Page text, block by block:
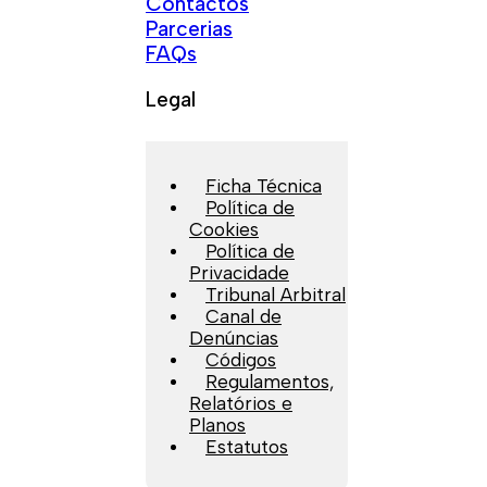
Parcerias
FAQs
Legal
Ficha Técnica
Política de
Cookies
Política de
Privacidade
Tribunal Arbitral
Canal de
Denúncias
Códigos
Regulamentos,
Relatórios e
Planos
Estatutos